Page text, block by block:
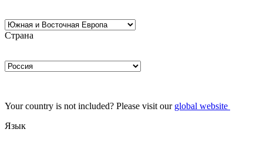
Страна
Your country is not included? Please visit our global website
Язык